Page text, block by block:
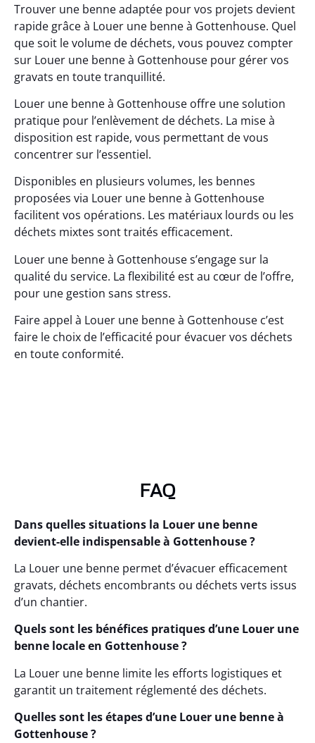
Trouver une benne adaptée pour vos projets devient
rapide grâce à Louer une benne à Gottenhouse. Quel
que soit le volume de déchets, vous pouvez compter
sur Louer une benne à Gottenhouse pour gérer vos
gravats en toute tranquillité.
Louer une benne à Gottenhouse offre une solution
pratique pour l’enlèvement de déchets. La mise à
disposition est rapide, vous permettant de vous
concentrer sur l’essentiel.
Disponibles en plusieurs volumes, les bennes
proposées via Louer une benne à Gottenhouse
facilitent vos opérations. Les matériaux lourds ou les
déchets mixtes sont traités efficacement.
Louer une benne à Gottenhouse s’engage sur la
qualité du service. La flexibilité est au cœur de l’offre,
pour une gestion sans stress.
Faire appel à Louer une benne à Gottenhouse c’est
faire le choix de l’efficacité pour évacuer vos déchets
en toute conformité.
FAQ
Dans quelles situations la Louer une benne
devient-elle indispensable à Gottenhouse ?
La Louer une benne permet d’évacuer efficacement
gravats, déchets encombrants ou déchets verts issus
d’un chantier.
Quels sont les bénéfices pratiques d’une Louer une
benne locale en Gottenhouse ?
La Louer une benne limite les efforts logistiques et
garantit un traitement réglementé des déchets.
Quelles sont les étapes d’une Louer une benne à
Gottenhouse ?